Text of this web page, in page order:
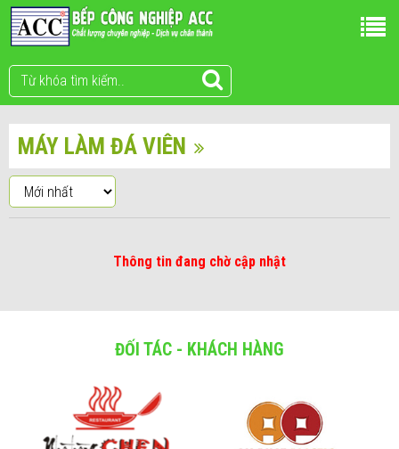
MÁY LÀM ĐÁ VIÊN
Thông tin đang chờ cập nhật
ĐỐI TÁC - KHÁCH HÀNG